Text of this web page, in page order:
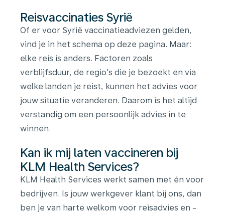
Reisvaccinaties Syrië
Of er voor Syrië vaccinatieadviezen gelden,
vind je in het schema op deze pagina. Maar:
elke reis is anders. Factoren zoals
verblijfsduur, de regio's die je bezoekt en via
welke landen je reist, kunnen het advies voor
jouw situatie veranderen. Daarom is het altijd
verstandig om een persoonlijk advies in te
winnen.
Kan ik mij laten vaccineren bij
KLM Health Services?
KLM Health Services werkt samen met én voor
bedrijven. Is jouw werkgever klant bij ons, dan
ben je van harte welkom voor reisadvies en -